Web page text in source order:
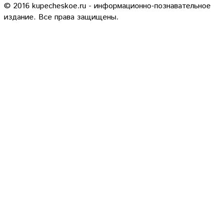
© 2016 kupecheskoe.ru - информационно-познавательное
издание. Все права защищены.